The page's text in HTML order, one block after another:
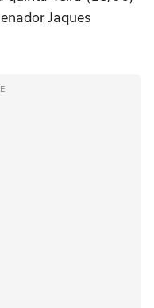
Jaques